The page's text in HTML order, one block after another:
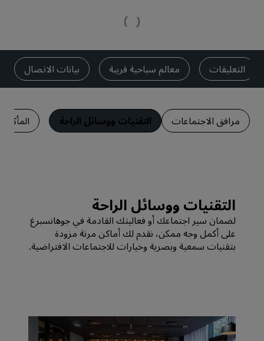
التعليقات معالم سياحية قريبة بيانات الاتصال
مرافق الاجتماعات التقنيات ووسائل الراحة
التقنيات ووسائل الراحة
لضمان سير اجتماعك أو فعاليتك القادمة في جوهانسبرغ
على أكمل وجه ممكن، نقدم لك أماكن مرنة مزودة
بتقنيات سمعية وبصرية وخيارات للاجتماعات الافتراضية.